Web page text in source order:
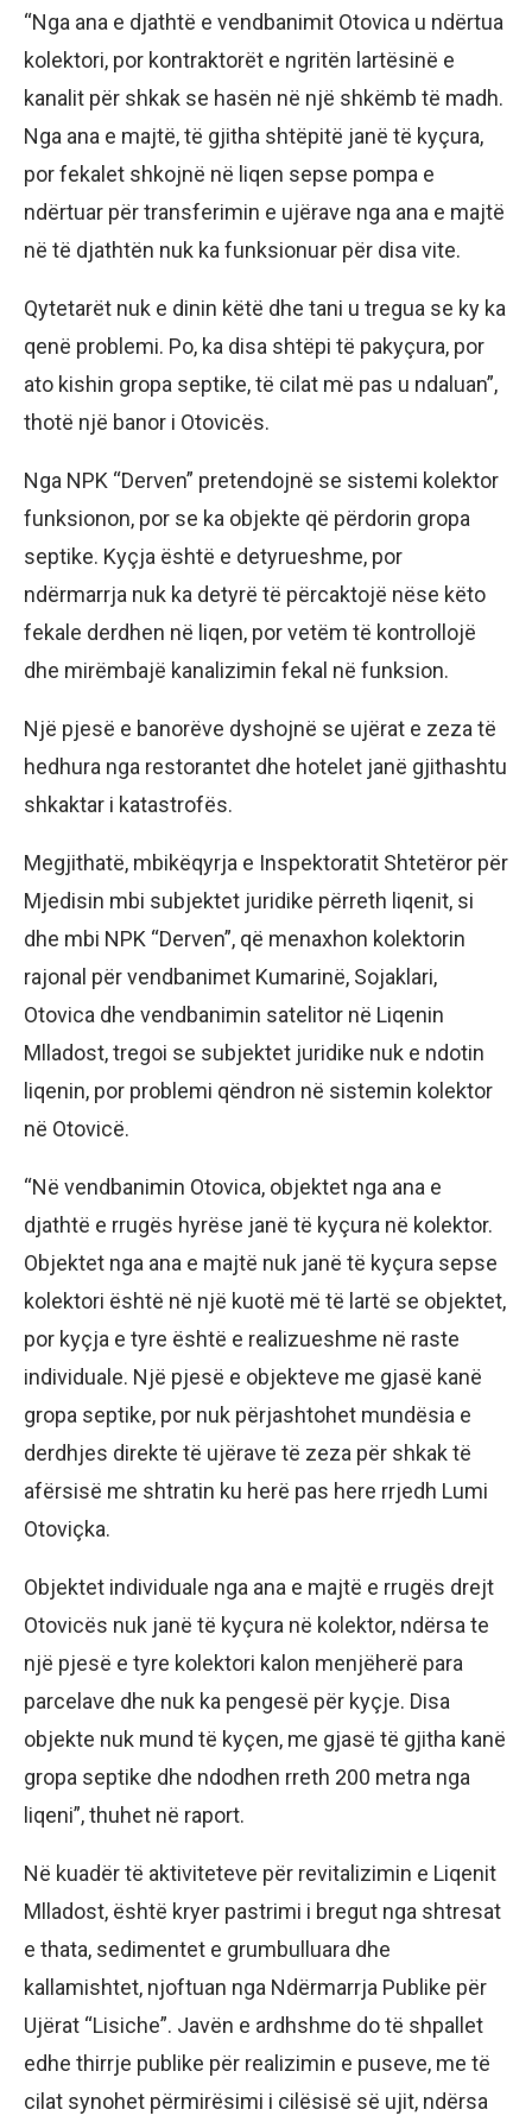
“Nga ana e djathtë e vendbanimit Otovica u ndërtua
kolektori, por kontraktorët e ngritën lartësinë e
kanalit për shkak se hasën në një shkëmb të madh.
Nga ana e majtë, të gjitha shtëpitë janë të kyçura,
por fekalet shkojnë në liqen sepse pompa e
ndërtuar për transferimin e ujërave nga ana e majtë
në të djathtën nuk ka funksionuar për disa vite.
Qytetarët nuk e dinin këtë dhe tani u tregua se ky ka
qenë problemi. Po, ka disa shtëpi të pakyçura, por
ato kishin gropa septike, të cilat më pas u ndaluan”,
thotë një banor i Otovicës.
Nga NPK “Derven” pretendojnë se sistemi kolektor
funksionon, por se ka objekte që përdorin gropa
septike. Kyçja është e detyrueshme, por
ndërmarrja nuk ka detyrë të përcaktojë nëse këto
fekale derdhen në liqen, por vetëm të kontrollojë
dhe mirëmbajë kanalizimin fekal në funksion.
Një pjesë e banorëve dyshojnë se ujërat e zeza të
hedhura nga restorantet dhe hotelet janë gjithashtu
shkaktar i katastrofës.
Megjithatë, mbikëqyrja e Inspektoratit Shtetëror për
Mjedisin mbi subjektet juridike përreth liqenit, si
dhe mbi NPK “Derven”, që menaxhon kolektorin
rajonal për vendbanimet Kumarinë, Sojaklari,
Otovica dhe vendbanimin satelitor në Liqenin
Mlladost, tregoi se subjektet juridike nuk e ndotin
liqenin, por problemi qëndron në sistemin kolektor
në Otovicë.
“Në vendbanimin Otovica, objektet nga ana e
djathtë e rrugës hyrëse janë të kyçura në kolektor.
Objektet nga ana e majtë nuk janë të kyçura sepse
kolektori është në një kuotë më të lartë se objektet,
por kyçja e tyre është e realizueshme në raste
individuale. Një pjesë e objekteve me gjasë kanë
gropa septike, por nuk përjashtohet mundësia e
derdhjes direkte të ujërave të zeza për shkak të
afërsisë me shtratin ku herë pas here rrjedh Lumi
Otoviçka.
Objektet individuale nga ana e majtë e rrugës drejt
Otovicës nuk janë të kyçura në kolektor, ndërsa te
një pjesë e tyre kolektori kalon menjëherë para
parcelave dhe nuk ka pengesë për kyçje. Disa
objekte nuk mund të kyçen, me gjasë të gjitha kanë
gropa septike dhe ndodhen rreth 200 metra nga
liqeni”, thuhet në raport.
Në kuadër të aktiviteteve për revitalizimin e Liqenit
Mlladost, është kryer pastrimi i bregut nga shtresat
e thata, sedimentet e grumbulluara dhe
kallamishtet, njoftuan nga Ndërmarrja Publike për
Ujërat “Lisiche”. Javën e ardhshme do të shpallet
edhe thirrje publike për realizimin e puseve, me të
cilat synohet përmirësimi i cilësisë së ujit, ndërsa